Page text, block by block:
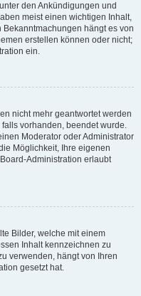
den Ankündigungen und
meist einen wichtigen Inhalt,
hängt es von
erstellen können oder nicht;
ein.
nicht mehr geantwortet werden
vorhanden, beendet wurde.
Moderator oder Administrator
Möglichkeit, Ihre eigenen
Administration erlaubt
Bilder, welche mit einem
Inhalt kennzeichnen zu
verwenden, hängt von Ihren
gesetzt hat.